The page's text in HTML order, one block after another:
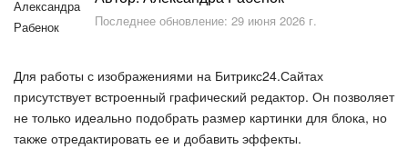
Безопасность в Битрикс24
С чего начать
AI в Битрикс24
Последнее обновление: 29 июня 2026 г.
Для работы с изображениями на Битрикс24.Сайтах
присутствует встроенный графический редактор. Он позволяет
не только идеально подобрать размер картинки для блока, но
также отредактировать ее и добавить эффекты.